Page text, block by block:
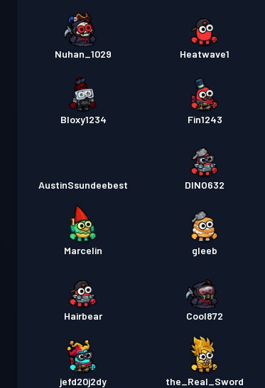
Heatwave1
Nuhan_1029
Fin1243
Bloxy1234
DINO632
AustinSsundeebest
gleeb
Marcelin
Cool872
Hairbear
the_Real_Sword
jefd20j2dy